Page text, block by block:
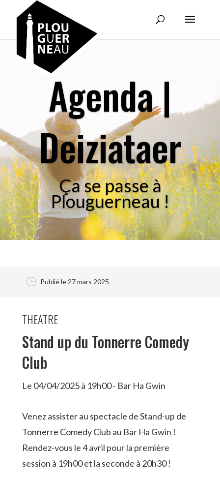
Agenda |
Deiziataer
Ça se passe à
Plouguerneau !
}Publié le 27 mars 2025
THEATRE
Stand up du Tonnerre Comedy
Club
Le 04/04/2025 à 19h00 - Bar Ha Gwin
Venez assister au spectacle de Stand-up de
Tonnerre Comedy Club au Bar Ha Gwin !
Rendez-vous le 4 avril pour la première
session à 19h00 et la seconde à 20h30 !